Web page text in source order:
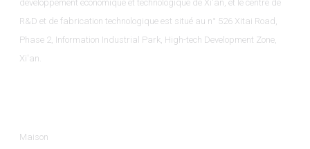
développement économique et technologique de Xi'an, et le centre de
R&D et de fabrication technologique est situé au n° 526 Xitai Road,
Phase 2, Information Industrial Park, High-tech Development Zone,
Xi'an.
Maison